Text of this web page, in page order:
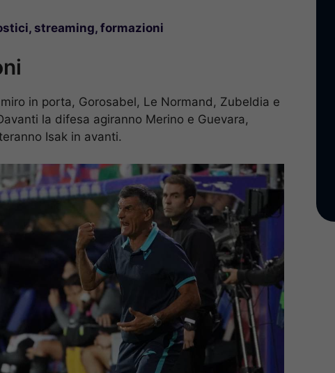
streaming, formazioni
in porta, Gorosabel, Le Normand, Zubeldia e
la difesa agiranno Merino e Guevara,
Isak in avanti.